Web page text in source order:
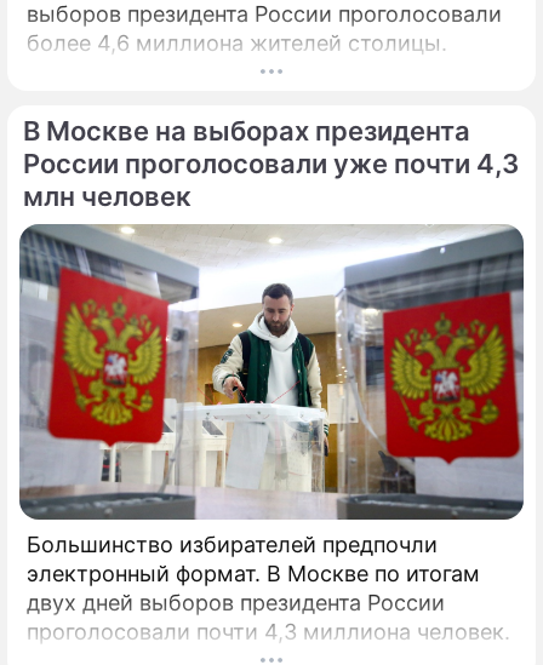
выборов президента России проголосовали
более 4,6 миллиона жителей столицы.
В Москве на выборах президента
России проголосовали уже почти 4,3
млн человек
Большинство избирателей предпочли
электронный формат. В Москве по итогам
двух дней выборов президента России
проголосовали почти 4,3 миллиона человек.